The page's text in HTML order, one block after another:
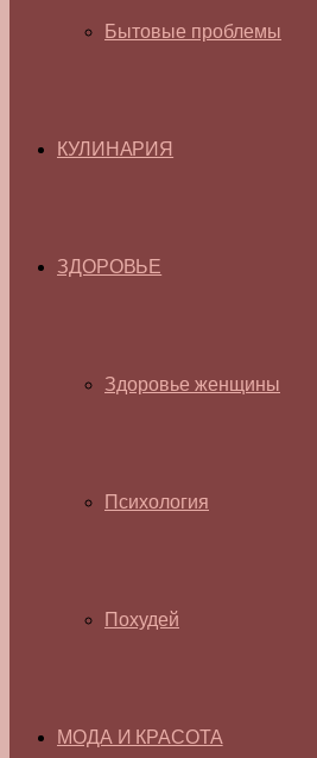
Бытовые проблемы
КУЛИНАРИЯ
ЗДОРОВЬЕ
Здоровье женщины
Психология
Похудей
МОДА И КРАСОТА